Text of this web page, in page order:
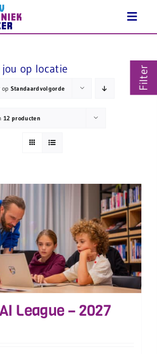
jou op locatie
op Standaardvolgorde
12 producten
League – 2027
Filter